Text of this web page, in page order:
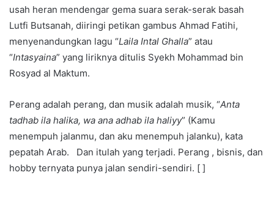
usah heran mendengar gema suara serak-serak basah
Lutfi Butsanah, diiringi petikan gambus Ahmad Fatihi,
menyenandungkan lagu “Laila Intal Ghalla” atau
“Intasyaina” yang liriknya ditulis Syekh Mohammad bin
Rosyad al Maktum.
Perang adalah perang, dan musik adalah musik, “Anta
tadhab ila halika, wa ana adhab ila haliyy” (Kamu
menempuh jalanmu, dan aku menempuh jalanku), kata
pepatah Arab. Dan itulah yang terjadi. Perang , bisnis, dan
hobby ternyata punya jalan sendiri-sendiri. [ ]